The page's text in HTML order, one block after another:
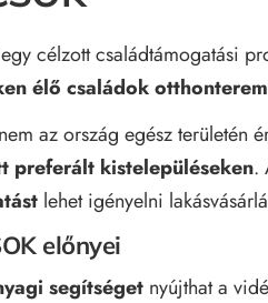
célzott családtámogatási
élő családok
az ország egész területén
preferált kistelepüléseken.
lehet igényelni
előnyei
segítségetnyújthat a